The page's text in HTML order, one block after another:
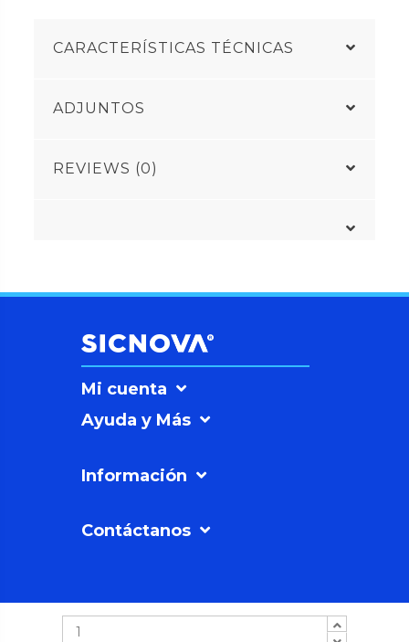
CARACTERÍSTICAS TÉCNICAS
ADJUNTOS
REVIEWS (0)
Mi cuenta
Ayuda y Más
Información
Contáctanos